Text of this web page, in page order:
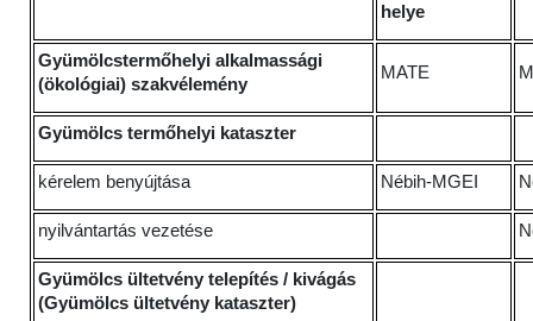
helye
Gyümölcstermőhelyi alkalmassági
(ökológiai) szakvélemény
MATE
Gyümölcs termőhelyi kataszter
kérelem benyújtása Nébih-MGEI
nyilvántartás vezetése
Gyümölcs ültetvény telepítés / kivágás
(Gyümölcs ültetvény kataszter)